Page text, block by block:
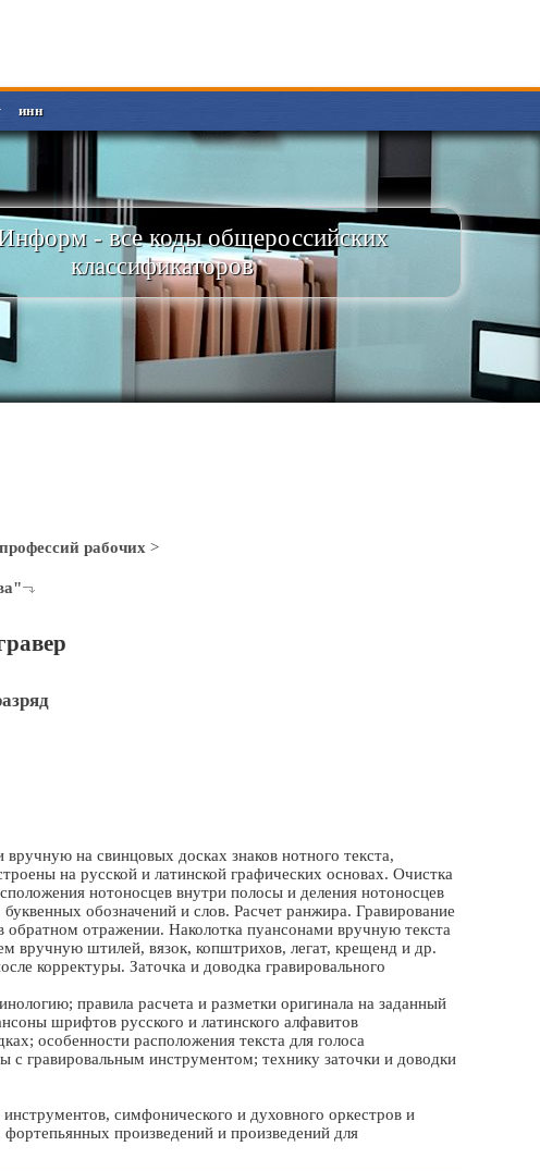
инн
- все коды общероссийских
классификаторов
рабочих >
на свинцовых досках знаков нотного текста,
на русской и латинской графических основах. Очистка
нотоносцев внутри полосы и деления нотоносцев
обозначений и слов. Расчет ранжира. Гравирование
отражении. Наколотка пуансонами вручную текста
вручную штилей, вязок, копштрихов, легат, крещенд и др.
корректуры. Заточка и доводка гравировального
правила расчета и разметки оригинала на заданный
шрифтов русского и латинского алфавитов
особенности расположения текста для голоса
гравировальным инструментом; технику заточки и доводки
симфонического и духовного оркестров и
произведений и произведений для